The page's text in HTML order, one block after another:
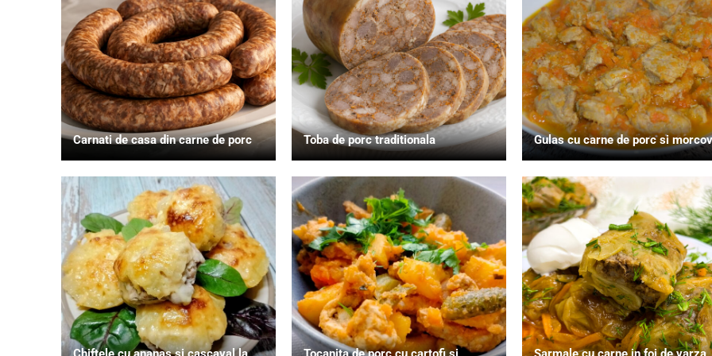
Carnati de casa din carne de porc Toba de porc traditionala Gulas cu carne de porc si morcov